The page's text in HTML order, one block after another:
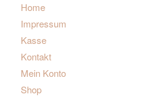
Home
Impressum
Kasse
Kontakt
Mein Konto
Shop